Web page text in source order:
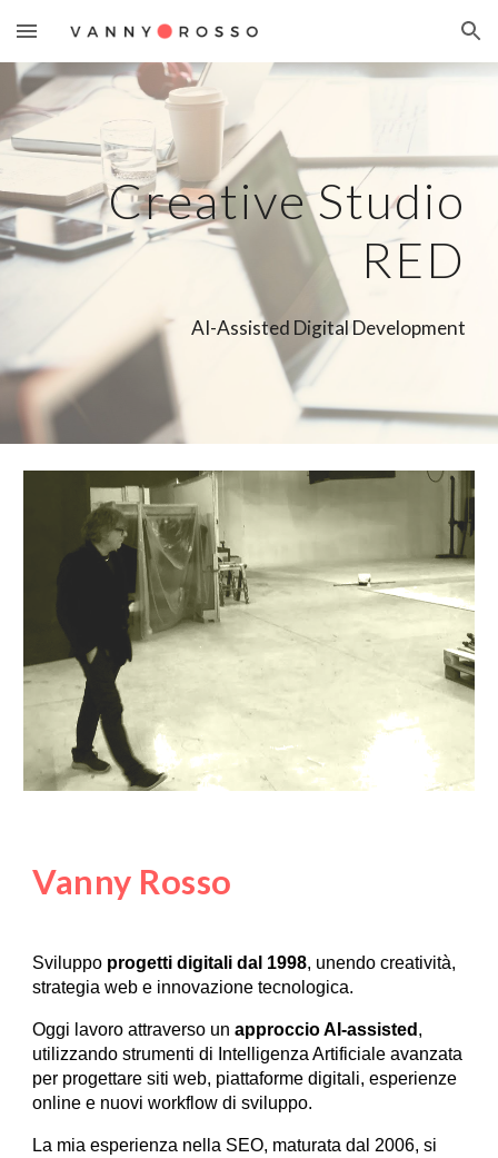
Skip to main content Skip to navigation
Creative Studio
RED
AI-Assisted Digital Development
Vanny Rosso
Sviluppo progetti digitali dal 1998, unendo creatività,
strategia web e innovazione tecnologica.
Oggi lavoro attraverso unapproccio AI-assisted ,
utilizzando strumenti di Intelligenza Artificiale avanzata
per progettare siti web, piattaforme digitali, esperienze
online e nuovi workflow di sviluppo.
La mia esperienza nella SEO, maturata dal 2006, si